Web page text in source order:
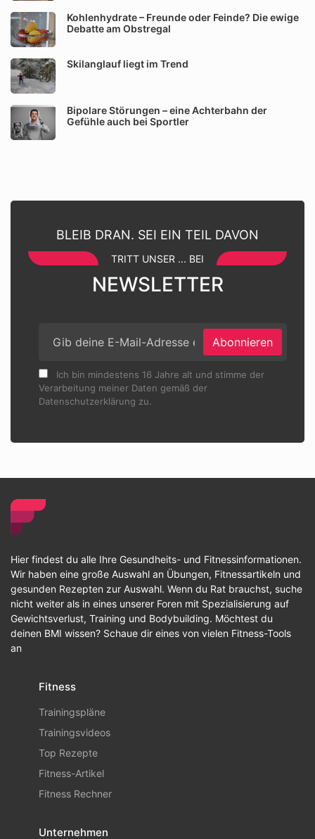
Kohlenhydrate – Freunde oder Feinde? Die ewige
Debatte am Obstregal
Skilanglauf liegt im Trend
Bipolare Störungen – eine Achterbahn der
Gefühle auch bei Sportler
BLEIB DRAN. SEI EIN TEIL DAVON
TRITT UNSER ... BEI
NEWSLETTER
Abonnieren
Ich bin mindestens 16 Jahre alt und stimme der
Verarbeitung meiner Daten gemäß der
Datenschutzerklärung zu.
Hier findest du alle Ihre Gesundheits- und Fitnessinformationen.
Wir haben eine große Auswahl an Übungen, Fitnessartikeln und
gesunden Rezepten zur Auswahl. Wenn du Rat brauchst, suche
nicht weiter als in eines unserer Foren mit Spezialisierung auf
Gewichtsverlust, Training und Bodybuilding. Möchtest du
deinen BMI wissen? Schaue dir eines von vielen Fitness-Tools
an
Fitness
Trainingspläne
Trainingsvideos
Top Rezepte
Fitness-Artikel
Fitness Rechner
Unternehmen